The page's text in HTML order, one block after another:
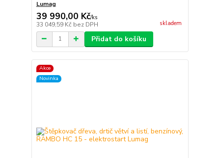
Lumag
39 990,00 Kč/ks
33 049,59 Kč bez DPH skladem
Přidat do košíku
Akce
Novinka